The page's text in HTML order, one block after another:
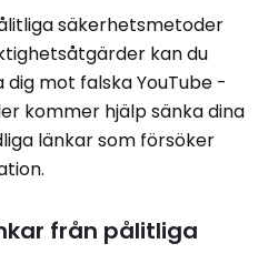
säkerhetsmetoder
kan du
mot falska YouTube -
kommer hjälp sänka dina
länkar som försöker
från pålitliga